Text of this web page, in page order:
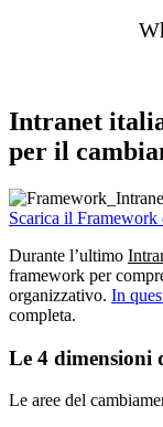
Intranet
per il
Scarica il Framework
Durante l’ultimo
framework per
organizzativo. In
completa.
Le 4 dimensioni
Le aree del